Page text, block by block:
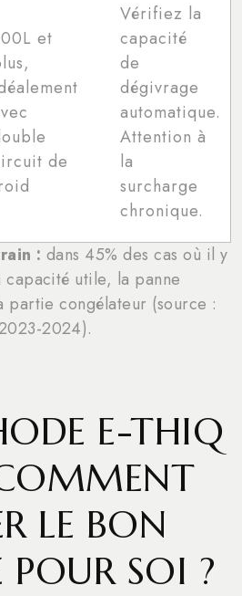
et
de
Vérifiez la
capacité
de
dégivrage
automatique.
Attention à
la
surcharge
chronique.
: dans 45% des cas où il y
capacité utile, la panne
partie congélateur (source :
2024).
E-THIQ
LE BON
SOI ?